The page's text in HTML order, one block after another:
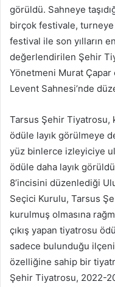
görüldü. Sahneye
birçok festivale, turneye
festival ile son yılların
değerlendirilen Şehir
Yönetmeni Murat Çapar
Levent Sahnesi’nde
Tarsus Şehir Tiyatrosu,
ödüle layık görülmeye
yüz binlerce izleyiciye
ödüle daha layık
8’incisini düzenlediği
Seçici Kurulu, Tarsus
kurulmuş olmasına
çıkış yapan tiyatrosu
sadece bulunduğu
özelliğine sahip bir
Şehir Tiyatrosu, 2022-